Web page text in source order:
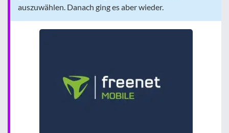
auszuwählen. Danach ging es aber wieder.